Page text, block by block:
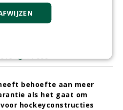
AAA-LUX. Voor zowel de Dames
Heren 1 van de club werd het
meteen een doorslaand sportief
Hurley later dit jaar ook op
11 sec
behoefte aan meer
als het gaat om
hockeyconstructies